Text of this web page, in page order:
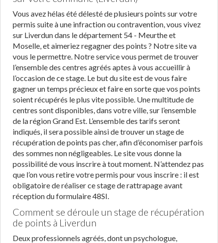
Vous avez hélas été délesté de plusieurs points sur votre
permis suite à une infraction ou contravention, vous vivez
sur Liverdun dans le département 54 - Meurthe et
Moselle, et aimeriez regagner des points ? Notre site va
vous le permettre. Notre service vous permet de trouver
l’ensemble des centres agréés aptes à vous accueillir à
l’occasion de ce stage. Le but du site est de vous faire
gagner un temps précieux et faire en sorte que vos points
soient récupérés le plus vite possible. Une multitude de
centres sont disponibles, dans votre ville, sur l’ensemble
de la région Grand Est. L’ensemble des tarifs seront
indiqués, il sera possible ainsi de trouver un stage de
récupération de points pas cher, afin d’économiser parfois
des sommes non négligeables. Le site vous donne la
possibilité de vous inscrire à tout moment. N’attendez pas
que l’on vous retire votre permis pour vous inscrire : il est
obligatoire de réaliser ce stage de rattrapage avant
réception du formulaire 48SI.
Comment se déroule un stage de récupération
de points à Liverdun
Deux professionnels agréés, dont un psychologue,